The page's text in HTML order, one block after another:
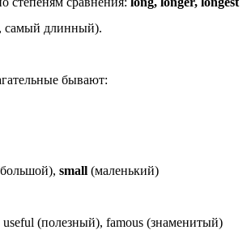
самый длинный).
бывают:
small (маленький)
useful (полезный), famous (знаменитый)